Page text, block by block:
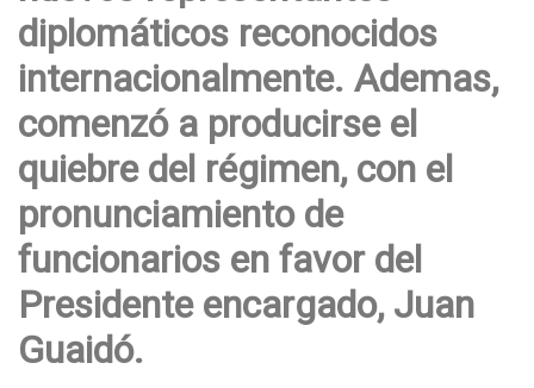
diplomáticos reconocidos
internacionalmente. Ademas,
comenzó a producirse el
quiebre del régimen, con el
pronunciamiento de
funcionarios en favor del
Presidente encargado, Juan
Guaidó.